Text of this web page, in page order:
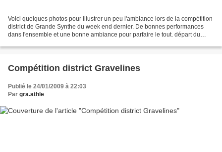
Voici quelques photos pour illustrer un peu l'ambiance lors de la compétition
district de Grande Synthe du week end dernier. De bonnes performances
dans l'ensemble et une bonne ambiance pour parfaire le tout. départ du
Compétition district Gravelines
Publié le 24/01/2009 à 22:03
Par gra.athle